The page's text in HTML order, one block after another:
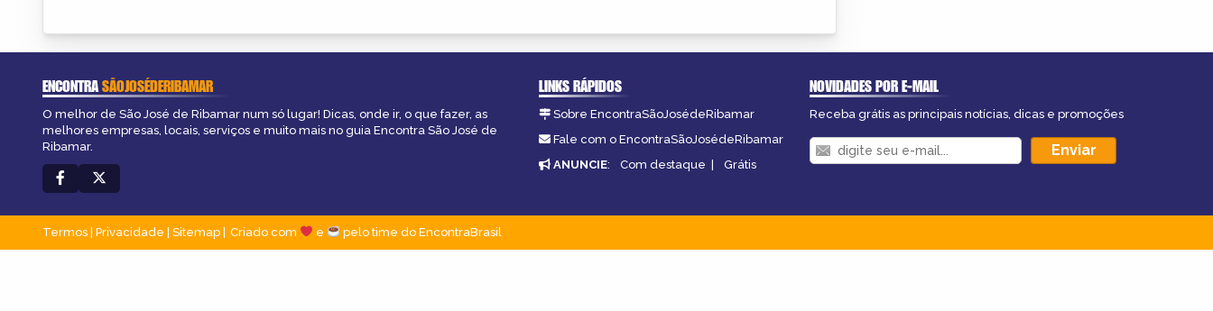
ENCONTRASÃOJOSÉDERIBAMAR
O melhor de São José de Ribamar num só lugar! Dicas, onde ir, o que fazer, as
melhores empresas, locais, serviços e muito mais no guia Encontra São José de
Ribamar.
LINKS RÁPIDOS
Sobre EncontraSãoJosédeRibamar
Fale com o EncontraSãoJosédeRibamar
ANUNCIE: Com destaque | Grátis
NOVIDADES POR E-MAIL
Receba grátis as principais notícias, dicas e promoções
Termos | Privacidade | Sitemap Criado com e pelo time do EncontraBrasil